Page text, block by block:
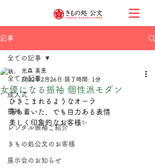
記事
全ての記事
成人式
振袖
レンタル振袖ご紹介
きもの処公文のお客様
展示会のお知らせ
全ての記事
女優になる振袖 個性派モダン
光森 美恵
2022年2月26日 読了時間: 1分
ひきこまれるようなオーラ
落ち着いた、でも目力ある表情
美しく印象的なお客様✨